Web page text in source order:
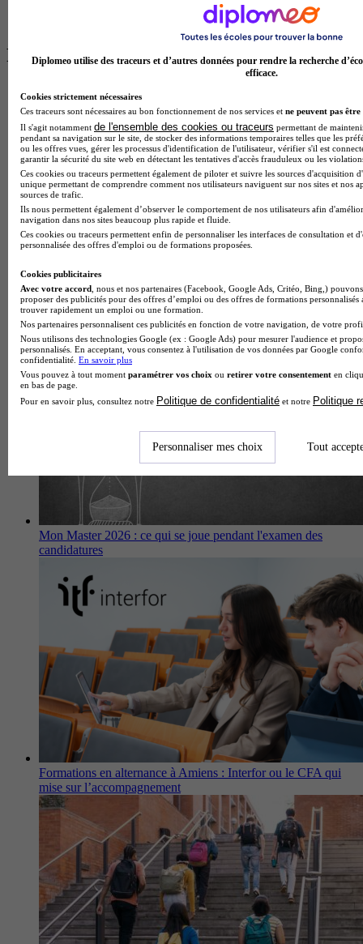
Plus de contenus sur Alternance
Baromètre Hellowork : les offres d'alternance reculent de 12
% en 2025
Mon Master 2026 : ce qui se joue pendant l'examen des
candidatures
Formations en alternance à Amiens : Interfor ou le CFA qui
mise sur l’accompagnement
Diplomeo utilise des traceurs et d’autres données pour rendre la recherche
efficace.
Cookies strictement nécessaires
Ces traceurs sont nécessaires au bon fonctionnement de nos services et ne peuvent pas être
Il s'agit notamment de l'ensemble des cookies ou traceurs permettant de
pendant sa navigation sur le site, de stocker des informations temporaires telles que les
ou les offres vues, gérer les processus d'identification de l'utilisateur, vérifier s'il est
garantir la sécurité du site web en détectant les tentatives d'accès frauduleux ou les
Ces cookies ou traceurs permettent également de piloter et suivre les sources d'acquisition
unique permettant de comprendre comment nos utilisateurs naviguent sur nos sites et nos
sources de trafic.
Ils nous permettent également d’observer le comportement de nos utilisateurs afin
navigation dans nos sites beaucoup plus rapide et fluide.
Ces cookies ou traceurs permettent enfin de personnaliser les interfaces de consultation et
personnalisée des offres d'emploi ou de formations proposées.
Cookies publicitaires
Avec votre accord , nous et nos partenaires (Facebook, Google Ads, Critéo, Bing,)
proposer des publicités pour des offres d’emploi ou des offres de formations
trouver rapidement un emploi ou une formation.
Nos partenaires personnalisent ces publicités en fonction de votre navigation, de votre
Nous utilisons des technologies Google (ex : Google Ads) pour mesurer l'audience et
personnalisés. En acceptant, vous consentez à l'utilisation de vos données par Google
confidentialité. En savoir plus
Vous pouvez à tout moment paramétrer vos choix ou retirer votre consentement en
en bas de page.
Pour en savoir plus, consultez notre Politique de confidentialité et notre Politique
Personnaliser mes choix Tout